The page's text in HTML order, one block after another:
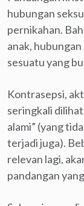
hubungan
pernikahan.
anak,
sesuatu yang
Kontrasepsi,
seringkali
alami” (yang
terjadi juga).
relevan lagi,
pandangan